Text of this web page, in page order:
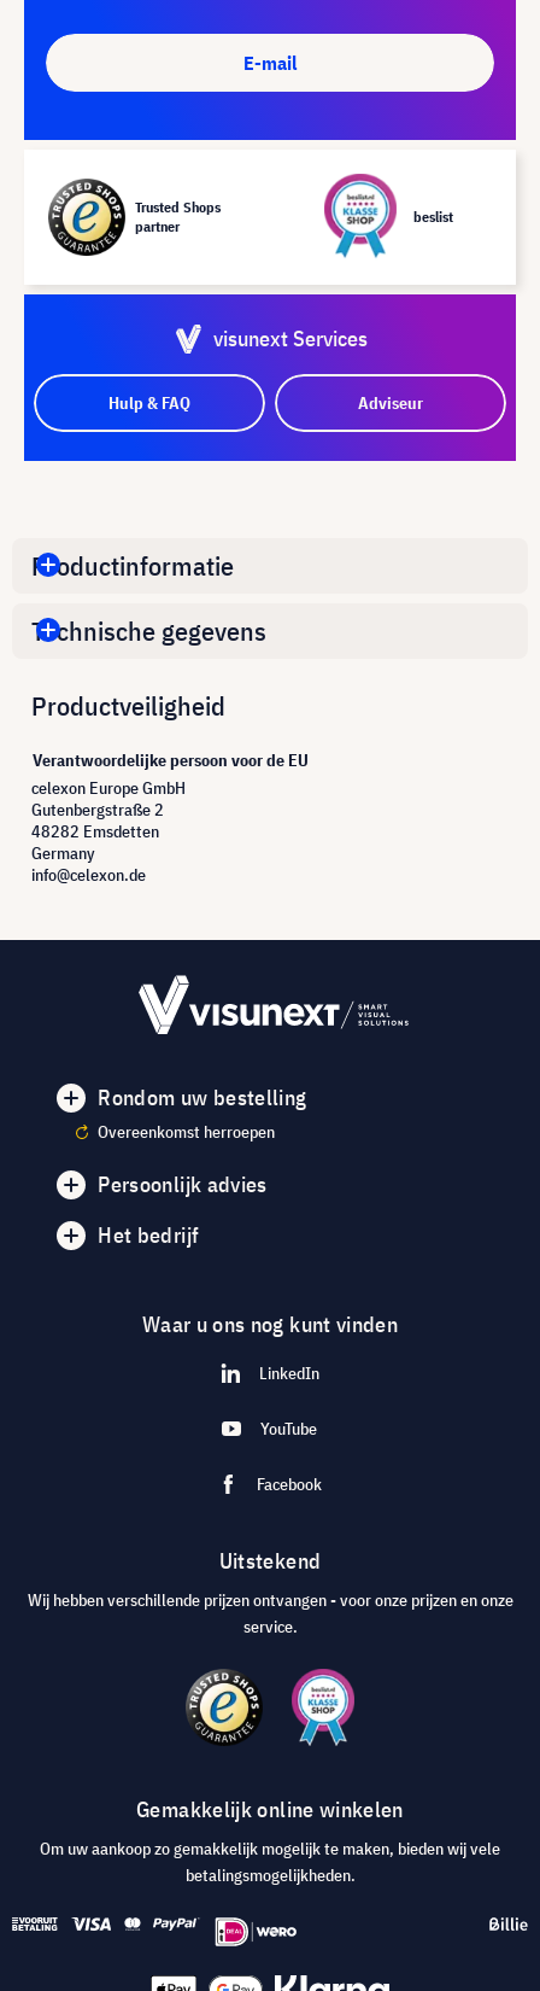
E-mail
Trusted Shops
partner
beslist
visunext Services
Hulp & FAQ Adviseur
Productinformatie
Technische gegevens
Productveiligheid
Verantwoordelijke persoon voor de EU
celexon Europe GmbH
Gutenbergstraße 2
48282 Emsdetten
Germany
info@celexon.de
Rondom uw bestelling
Overeenkomst herroepen
Persoonlijk advies
Het bedrijf
Waar u ons nog kunt vinden
LinkedIn
YouTube
Facebook
Uitstekend
Wij hebben verschillende prijzen ontvangen - voor onze prijzen en onze
service.
Gemakkelijk online winkelen
Om uw aankoop zo gemakkelijk mogelijk te maken, bieden wij vele
betalingsmogelijkheden.